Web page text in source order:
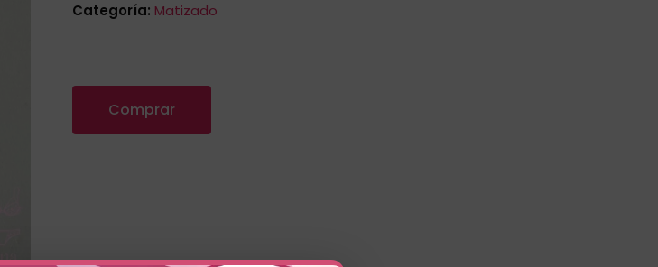
Categoría: Matizado
Comprar